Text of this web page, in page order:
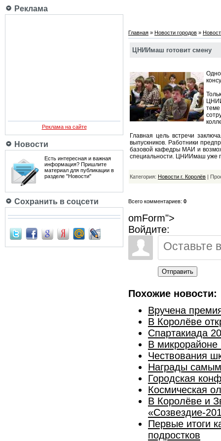
Реклама
Реклама на сайте
Новости
Есть интересная и важная
информация? Пришлите
материал для публикации в
разделе "Новости"
Сохранить в соцсети
Главная » Новости городов »
ЦНИИмаш готовит смену
Главная цель встречи
выпускников. Работники
базовой кафедры МАИ и
специальности. ЦНИИмаш уже
Категория: Новости г. Королёв |
Всего комментариев: 0
omForm">
Войдите:
Отправить
Похожие новости:
Вручена
В Королёве
Спартакиада
В микрорайоне
Чествования
Награды
Городская
Космическая
В Королёве и
«Созвездие-
Первые итоги
подростков